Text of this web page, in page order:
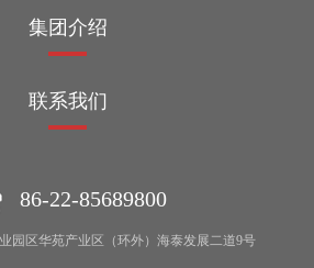
集团介绍
联系我们
86-22-85689800
园区华苑产业区（环外）海泰发展二道9号